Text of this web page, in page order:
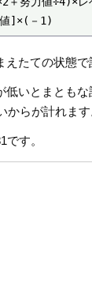
値]×(－1)
えたての状態で
低いとまとも
からが計れます
です。